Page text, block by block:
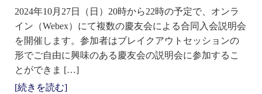
2024年10月27日（日）20時から22時の予定で、オンラ
イン（Webex）にて複数の慶友会による合同入会説明会
を開催します。参加者はブレイクアウトセッションの
形でご自由に興味のある慶友会の説明会に参加するこ
とができま […]
[続きを読む]